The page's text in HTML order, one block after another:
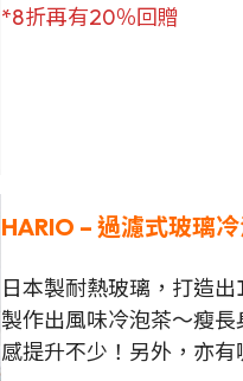
*8折再有20％回贈
HARIO – 過濾式玻璃
日本製耐熱玻璃，打造
製作出風味冷泡茶～瘦
感提升不少！另外，亦